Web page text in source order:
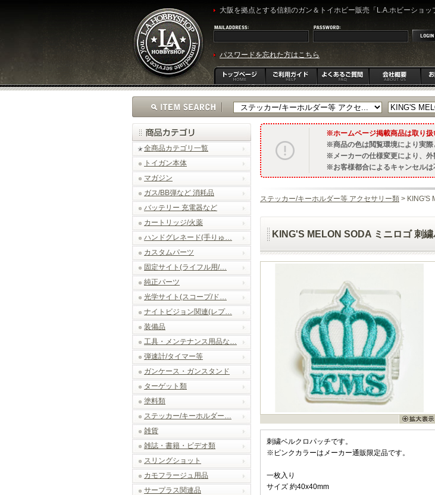
大阪を拠点とする信頼のガン＆トイホビー販売「L.A.ホビーショッ
パスワードを忘れた方はこちら
全商品カテゴリ一覧
トイガン本体
マガジン
ガス/BB弾など 消耗品
バッテリー 充電器など
カートリッジ/火薬
ハンドグレネード(手りゅ…
カスタムパーツ
固定サイト(ライフル用/…
純正パーツ
光学サイト(スコープ/ド…
ナイトビジョン関連(レプ…
装備品
工具・メンテナンス用品な…
弾速計/タイマー等
ガンケース・ガンスタンド
ターゲット類
塗料類
ステッカー/キーホルダー…
雑貨
雑誌・書籍・ビデオ類
スリングショット
カモフラージュ用品
サープラス関連品
ホームページ掲載商品は取り扱
商品の色は閲覧環境により実際
メーカーの仕様変更により、
お客様都合によるキャンセル
ステッカー/キーホルダー等 アクセサリー類 > KING'S
KING'S MELON SODA ミニロゴ 刺
刺繍ベルクロパッチです。
※ピンクカラーはメーカー通販限定品です。
一枚入り
サイズ 約40x40mm